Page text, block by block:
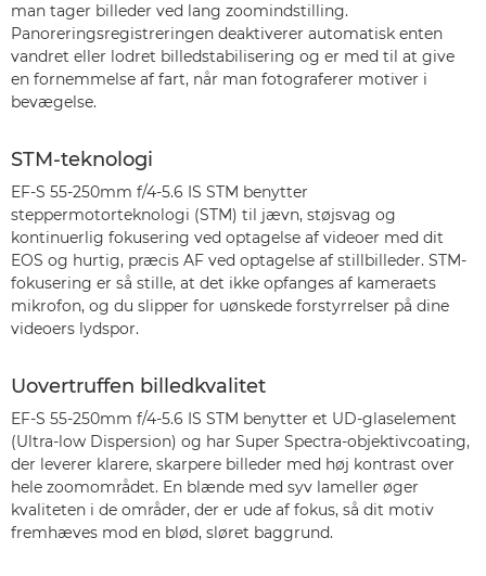
man tager billeder ved lang zoomindstilling.
Panoreringsregistreringen deaktiverer automatisk enten
vandret eller lodret billedstabilisering og er med til at give
en fornemmelse af fart, når man fotograferer motiver i
bevægelse.
STM-teknologi
EF-S 55-250mm f/4-5.6 IS STM benytter
steppermotorteknologi (STM) til jævn, støjsvag og
kontinuerlig fokusering ved optagelse af videoer med dit
EOS og hurtig, præcis AF ved optagelse af stillbilleder. STM-
fokusering er så stille, at det ikke opfanges af kameraets
mikrofon, og du slipper for uønskede forstyrrelser på dine
videoers lydspor.
Uovertruffen billedkvalitet
EF-S 55-250mm f/4-5.6 IS STM benytter et UD-glaselement
(Ultra-low Dispersion) og har Super Spectra-objektivcoating,
der leverer klarere, skarpere billeder med høj kontrast over
hele zoomområdet. En blænde med syv lameller øger
kvaliteten i de områder, der er ude af fokus, så dit motiv
fremhæves mod en blød, sløret baggrund.